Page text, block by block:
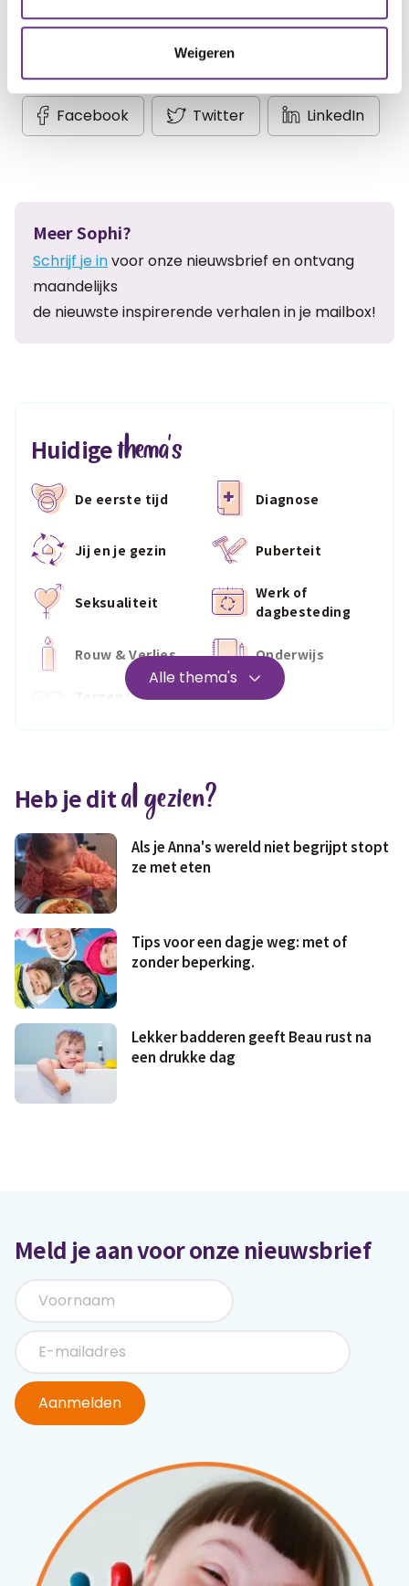
Weigeren
Artikel delen:
Facebook
Twitter LinkedIn
Meer Sophi?
Schrijf je invoor onze nieuwsbrief en ontvang
maandelijks
de nieuwste inspirerende verhalen in je mailbox!
Huidigethema's
De eerste tijd Diagnose
Jij en je gezin Puberteit
Seksualiteit
Werk of
dagbesteding
Rouw & Verlies Onderwijs
Zorgen voor
Wonen
Geld & wetten
Alle thema's
Heb je dital gezien?
Als je Anna's wereld niet begrijpt stopt
ze met eten
Tips voor een dagje weg: met of
zonder beperking.
Lekker badderen geeft Beau rust na
een drukke dag
Meld je aan voor onze nieuwsbrief
Aanmelden